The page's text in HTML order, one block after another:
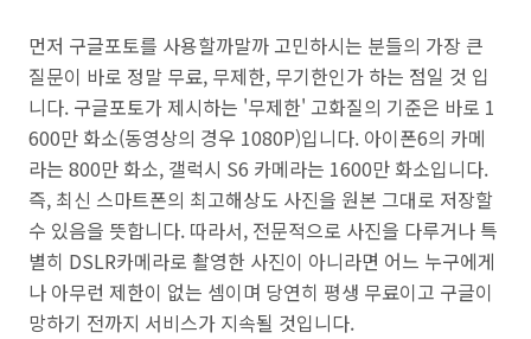
먼저 구글포토를 사용할까말까 고민하시는 분들의 가장 큰
질문이 바로 정말 무료, 무제한, 무기한인가 하는 점일 것 입
니다. 구글포토가 제시하는 '무제한' 고화질의 기준은 바로 1
600만 화소(동영상의 경우 1080P)입니다. 아이폰6의 카메
라는 800만 화소, 갤럭시 S6 카메라는 1600만 화소입니다.
즉, 최신 스마트폰의 최고해상도 사진을 원본 그대로 저장할
수 있음을 뜻합니다. 따라서, 전문적으로 사진을 다루거나 특
별히 DSLR카메라로 촬영한 사진이 아니라면 어느 누구에게
나 아무런 제한이 없는 셈이며 당연히 평생 무료이고 구글이
망하기 전까지 서비스가 지속될 것입니다.